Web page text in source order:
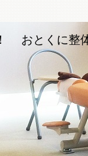
おとくに整